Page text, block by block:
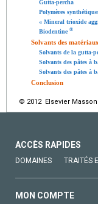
Gutta-percha
Polymères
« Mineral trioxide
Biodentine ®
Solvants des
Solvants de la gutta-
Solvants des pâtes à
Solvants des pâtes à
Conclusion
© 2012 Elsevier
ACCÈS RAPIDES
DOMAINES TRAITÉS
MON COMPTE